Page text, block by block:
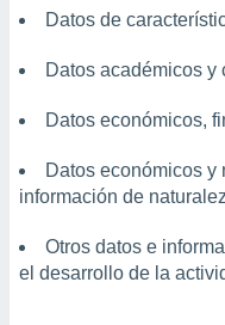
Datos de
Datos académicos y
Datos económicos,
Datos económicos y
información de
Otros datos e
el desarrollo de la